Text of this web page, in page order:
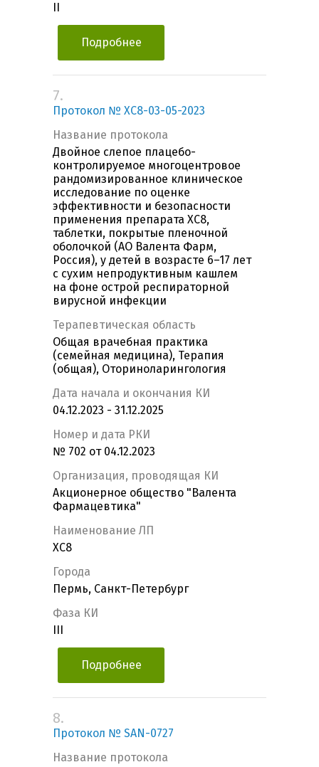
Подробнее
7.
Протокол № ХС8-03-05-2023
Название протокола
Двойное слепое плацебо-
контролируемое многоцентровое
рандомизированное клиническое
исследование по оценке
эффективности и безопасности
применения препарата ХС8,
таблетки, покрытые пленочной
оболочкой (АО Валента Фарм,
Россия), у детей в возрасте 6–17 лет
с сухим непродуктивным кашлем
на фоне острой респираторной
вирусной инфекции
Терапевтическая область
Общая врачебная практика
(семейная медицина), Терапия
(общая), Оториноларингология
Дата начала и окончания КИ
04.12.2023 - 31.12.2025
Номер и дата РКИ
№ 702 от 04.12.2023
Организация, проводящая КИ
Акционерное общество "Валента
Фармацевтика"
Наименование ЛП
ХС8
Города
Пермь, Санкт-Петербург
Фаза КИ
Подробнее
8.
Протокол № SAN-0727
Название протокола